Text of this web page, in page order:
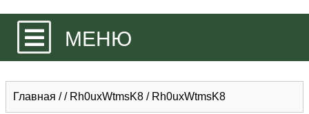
МЕНЮ
Главная // Rh0uxWtmsK8 / Rh0uxWtmsK8